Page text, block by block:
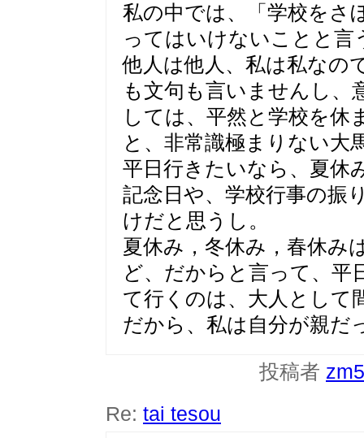
私の中では、「学校をさ
ってはいけないことと言
他人は他人、私は私なの
も文句も言いませんし、
しては、平然と学校を休
と、非常識極まりない大
平日行きたいなら、夏休
記念日や、学校行事の振
けだと思うし。
夏休み，冬休み，春休み
ど、だからと言って、平
て行くのは、大人として
だから、私は自分が親だ
投稿者
Re: tai tesou